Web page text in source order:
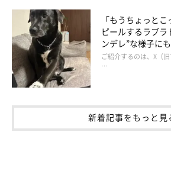
リードを持っている私が走ろうとするとリ
なるので、娘に走ってもらうのが一番です
「もうちょっと
ピールするラブラ
ンデレ”な様子に
ご紹介するのは、X（
…
新着記事をもっと見